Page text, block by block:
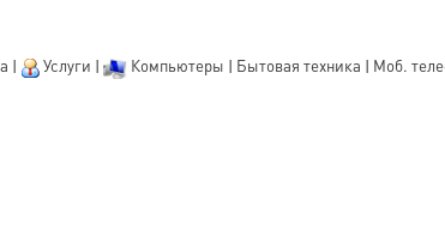
| Услуги | Компьютеры | Бытовая техника | Моб.